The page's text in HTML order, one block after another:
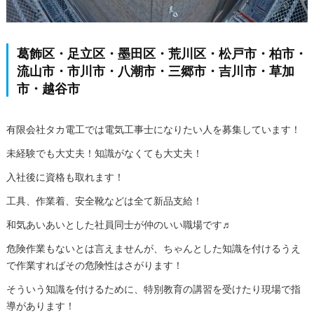
葛飾区・足立区・墨田区・荒川区・松戸市・柏市・
流山市・市川市・八潮市・三郷市・吉川市・草加
市・越谷市
有限会社タカ電工では電気工事士になりたい人を募集しています！
未経験でも大丈夫！知識がなくても大丈夫！
入社後に資格も取れます！
工具、作業着、安全靴などは全て新品支給！
和気あいあいとした社員同士が仲のいい職場です♬
危険作業もないとは言えませんが、ちゃんとした知識を付けるうえ
で作業すればその危険性はさがります！
そういう知識を付けるために、特別教育の講習を受けたり現場で指
導があります！